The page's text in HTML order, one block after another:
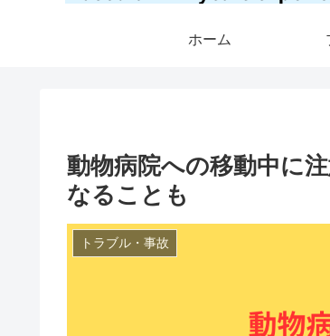
ホーム
動物病院への移動中に
なることも
トラブル・事故